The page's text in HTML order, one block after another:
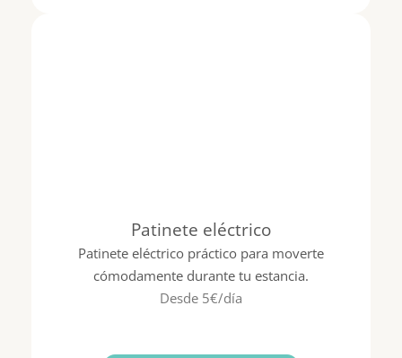
Patinete eléctrico
Patinete eléctrico práctico para moverte
cómodamente durante tu estancia.
Desde 5€/día